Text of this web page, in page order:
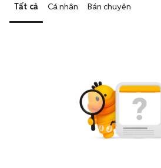
Tất cả Cá nhân Bán chuyên